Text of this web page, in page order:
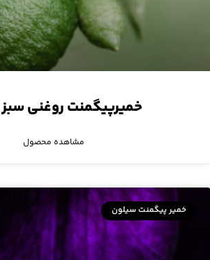
خمیرپیگمنت روغنی سبز ۵۰۰۷
مشاهده محصول
خمیر پیگمنت سیلون